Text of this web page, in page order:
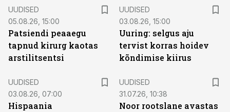
UUDISED
05.08.26, 15:00
Patsiendi peaaegu
tapnud kirurg kaotas
arstilitsentsi
UUDISED
03.08.26, 15:00
Uuring: selgus aju
tervist korras hoidev
kõndimise kiirus
UUDISED
03.08.26, 07:00
Hispaania
UUDISED
31.07.26, 10:38
Noor rootslane avastas